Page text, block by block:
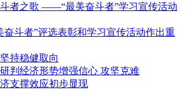
者之歌 ——“最美奋斗者”学习宣传活动
奋斗者”评选表彰和学习宣传活动作出重
持稳健取向
判经济形势增强信心 攻坚克难
支撑效应初步显现